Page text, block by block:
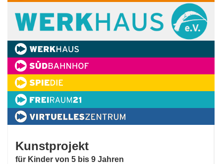
Kunstprojekt
für Kinder von 5 bis 9 Jahren